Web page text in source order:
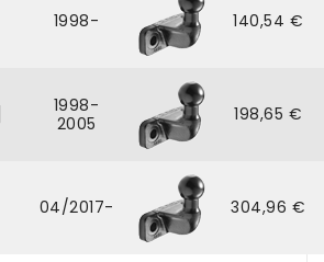
1998- 140,54 €
1998-
2005
198,65 €
04/2017- 304,96 €